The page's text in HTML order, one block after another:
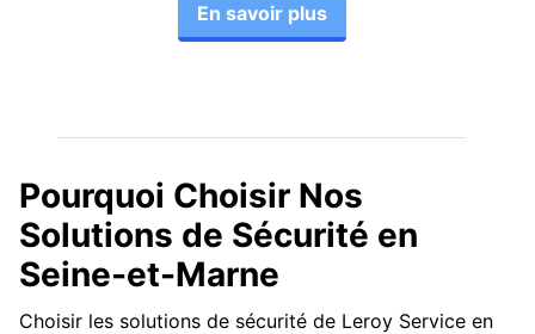
En savoir plus
Pourquoi Choisir Nos
Solutions de Sécurité en
Seine-et-Marne
Choisir les solutions de sécurité de Leroy Service en